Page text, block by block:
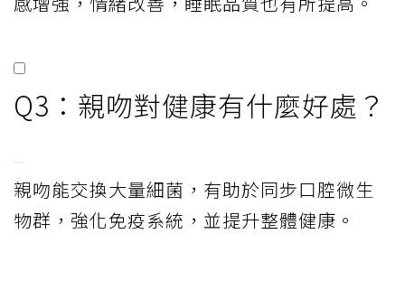
Q3：親吻對健康有什麼好處？
親吻能交換大量細菌，有助於同步口腔微生
物群，強化免疫系統，並提升整體健康。